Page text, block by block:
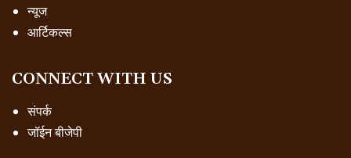
न्यूज
आर्टिकल्स
CONNECT WITH US
संपर्क
जॉईन बीजेपी